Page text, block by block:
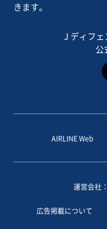
きます。
J ディフ
公
AIRLINE Web
運営会社
広告掲載について